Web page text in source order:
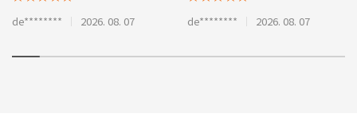
달아주니 디테일이 살아나고 딱 좋
de******** 2026. 08. 07
습니다.
de******** 2026. 08. 07